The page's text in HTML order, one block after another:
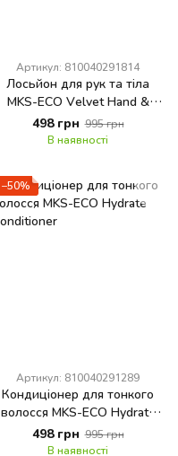
Артикул: 810040291814
Лосьйон для рук та тіла
MKS-ECO Velvet Hand &
Body Lotion Original Scent
498 грн 995 грн
В наявності
−50%
Артикул: 810040291289
Кондиціонер для тонкого
волосся MKS-ECO Hydrate
Conditioner
498 грн 995 грн
В наявності